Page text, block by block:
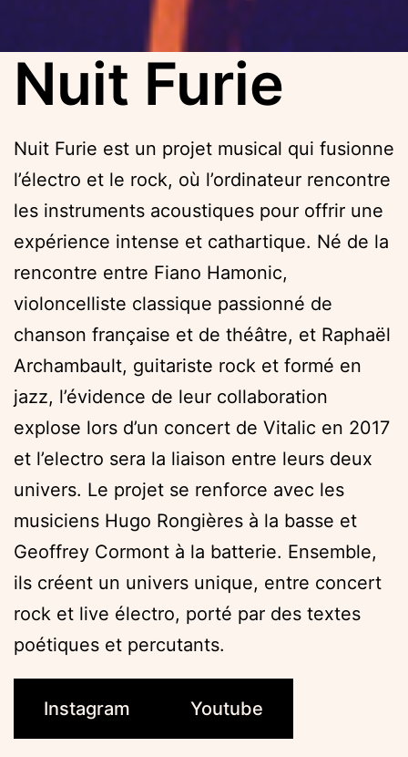
Nuit Furie
Nuit Furie est un projet musical qui fusionne
l’électro et le rock, où l’ordinateur rencontre
les instruments acoustiques pour offrir une
expérience intense et cathartique. Né de la
rencontre entre Fiano Hamonic,
violoncelliste classique passionné de
chanson française et de théâtre, et Raphaël
Archambault, guitariste rock et formé en
jazz, l’évidence de leur collaboration
explose lors d’un concert de Vitalic en 2017
et l’electro sera la liaison entre leurs deux
univers. Le projet se renforce avec les
musiciens Hugo Rongières à la basse et
Geoffrey Cormont à la batterie. Ensemble,
ils créent un univers unique, entre concert
rock et live électro, porté par des textes
poétiques et percutants.
Instagram Youtube